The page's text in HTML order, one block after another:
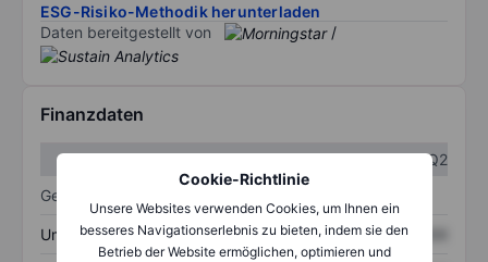
Cookie-Richtlinie
Unsere Websites verwenden Cookies, um Ihnen ein
besseres Navigationserlebnis zu bieten, indem sie den
Betrieb der Website ermöglichen, optimieren und
ESG-Risiko-Methodik herunterladen
Daten bereitgestellt von
/
Finanzdaten
Q1
Q2
Gewinn- und Verlustrechnung
Umsatz XXXXXXX XXXXXXX